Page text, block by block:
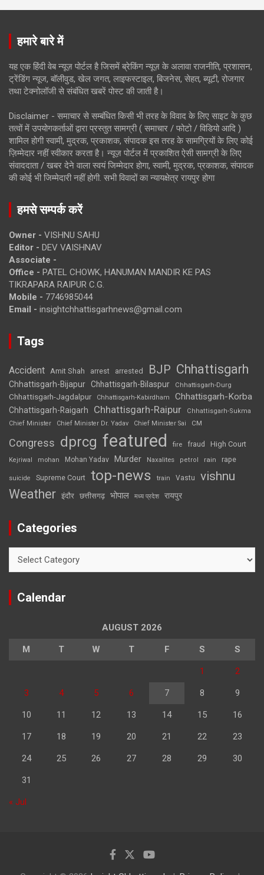
हमारे बारे में
यह एक हिंदी वेब न्यूज़ पोर्टल है जिसमें ब्रेकिंग न्यूज़ के अलावा राजनीति, प्रशासन,
ट्रेंडिंग न्यूज, बॉलीवुड, खेल जगत, लाइफस्टाइल, बिजनेस, सेहत, ब्यूटी, रोजगार
तथा टेक्नोलॉजी से संबंधित खबरें पोस्ट की जाती है।
Disclaimer - समाचार से सम्बंधित किसी भी तरह के विवाद के लिए साइट के कुछ
तत्वों में उपयोगकर्ताओं द्वारा प्रस्तुत सामग्री ( समाचार / फोटो / विडियो आदि )
शामिल होगी स्वामी, मुद्रक, प्रकाशक, संपादक इस तरह के सामग्रियों के लिए कोई
ज़िम्मेदार नहीं स्वीकार करता है। न्यूज़ पोर्टल में प्रकाशित ऐसी सामग्री के लिए
संवाददाता / खबर देने वाला स्वयं जिम्मेदार होगा, स्वामी, मुद्रक, प्रकाशक, संपादक
की कोई भी जिम्मेदारी नहीं होगी. सभी विवादों का न्यायक्षेत्र रायपुर होगा
हमसे सम्पर्क करें
Owner - VISHNU SAHU
Editor - DEV VAISHNAV
Associate -
Office - PATEL CHOWK, HANUMAN MANDIR KE PAS
TIKRAPARA RAIPUR C.G.
Mobile - 7746985044
Email - insightchhattisgarhnews@gmail.com
Tags
Accident Amit Shah arrest arrested BJP Chhattisgarh
Chhattisgarh-Bijapur Chhattisgarh-Bilaspur Chhattisgarh-Durg
Chhattisgarh-Jagdalpur Chhattisgarh-Kabirdham Chhattisgarh-Korba
Chhattisgarh-Raigarh Chhattisgarh-Raipur
Chhattisgarh-Sukma
Chief Minister
Chief Minister Dr. Yadav Chief Minister Sai CM
Congress dprcg featured fire fraud High Court
Kejriwal mohan Mohan Yadav Murder Naxalites petrol rain rape
suicide Supreme Court top-news train Vastu vishnu
Weather इंदौर छत्तीसगढ़ भोपाल मध्य प्रदेश रायपुर
Categories
Calendar
AUGUST 2026
M T W T F S S
1 2
3 4 5 6 7 8 9
10 11 12 13 14 15 16
17 18 19 20 21 22 23
24 25 26 27 28 29 30
31
« Jul